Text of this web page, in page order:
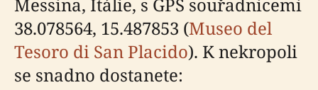
38.078564, 15.487853 (Museo del
Tesoro di San Placido). K nekropoli
se snadno dostanete: